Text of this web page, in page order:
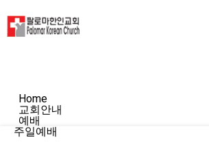
Home
교회안내
예배
주일예배